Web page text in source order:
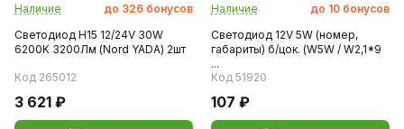
Наличие до 326 бонусов
Светодиод H15 12/24V 30W
6200K 3200Лм (Nord YADA) 2шт
Код 265012
3 621 ₽
Наличие до 10 бонусов
Светодиод 12V 5W (номер,
габариты) б/цок. (W5W / W2,1*9
...
Код 51920
107 ₽